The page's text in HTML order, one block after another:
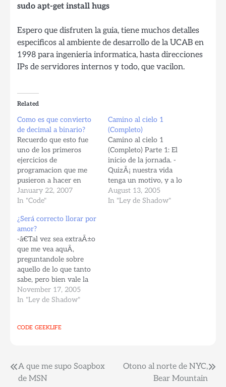
sudo apt-get install hugs
Espero que disfruten la guia, tiene muchos detalles
especificos al ambiente de desarrollo de la UCAB en
1998 para ingenieria informatica, hasta direcciones
IPs de servidores internos y todo, que vacilon.
Related
Como es que convierto
de decimal a binario?
Recuerdo que esto fue
uno de los primeros
ejercicios de
programacion que me
pusieron a hacer en
Haskell, convertir de
decimal a binario. Aqui
implementacion propia
en python mientras
estaba practicando pal
google code jam (que la
hice por gusto pq
python tiene modulos
para convertir de
cualquier…
January 22, 2007
In "Code"
Camino al cielo 1
(Completo)
Camino al cielo 1
(Completo) Parte 1: El
inicio de la jornada. -
QuizÃ¡ nuestra vida
tenga un motivo, y a lo
mejor muchos no lo
sepamos, por ello me
August 13, 2005
In "Ley de Shadow"
¿Será correcto llorar por
amor?
-â€Tal vez sea extraÃ±o
que me vea aquÃ­,
preguntandole sobre
aquello de lo que tanto
sabe, pero bien vale la
pena la pregunta que
necesito hacerle, pues
nunca lo hice, solo
November 17, 2005
In "Ley de Shadow"
CODE GEEKLIFE
Post
A que me supo Soapbox
de MSN
Otono al norte de NYC,
Bear Mountain